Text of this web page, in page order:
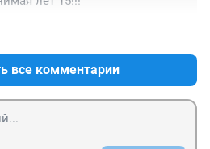
поведение по их мнению не
может дать результат.
все комментарии